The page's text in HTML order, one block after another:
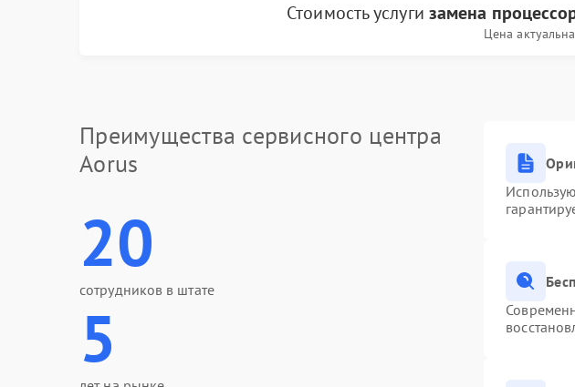
Стоимость услуги замена
Цена
Преимущества сервисного центра
Aorus
20
сотрудников в штате
5